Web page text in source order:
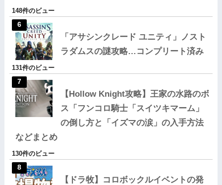
148件のビュー
「アサシンクレード ユニティ」ノスト
ラダムスの謎攻略…コンプリート済み
131件のビュー
【Hollow Knight攻略】王家の水路のボ
ス「フンコロ騎士「スイツキマーム」
の倒し方と「イズマの涙」の入手方法
などまとめ
130件のビュー
【ドラ牧】コロボックルイベントの発